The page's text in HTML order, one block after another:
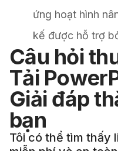
ứng hoạt hình
kế được hỗ trợ
Câu hỏi
Tải
Giải đáp
bạn
Tôi có thể tìm thấy